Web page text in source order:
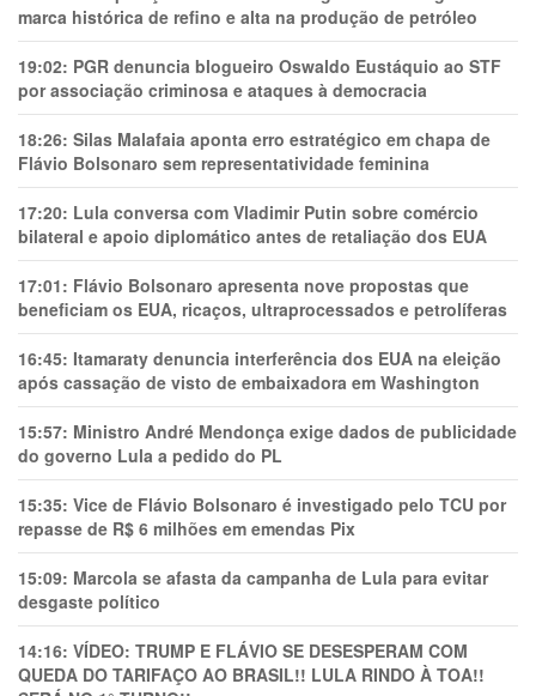
marca histórica de refino e alta na produção de petróleo
19:02: PGR denuncia blogueiro Oswaldo Eustáquio ao STF
por associação criminosa e ataques à democracia
18:26: Silas Malafaia aponta erro estratégico em chapa de
Flávio Bolsonaro sem representatividade feminina
17:20: Lula conversa com Vladimir Putin sobre comércio
bilateral e apoio diplomático antes de retaliação dos EUA
17:01: Flávio Bolsonaro apresenta nove propostas que
beneficiam os EUA, ricaços, ultraprocessados e petrolíferas
16:45: Itamaraty denuncia interferência dos EUA na eleição
após cassação de visto de embaixadora em Washington
15:57: Ministro André Mendonça exige dados de publicidade
do governo Lula a pedido do PL
15:35: Vice de Flávio Bolsonaro é investigado pelo TCU por
repasse de R$ 6 milhões em emendas Pix
15:09: Marcola se afasta da campanha de Lula para evitar
desgaste político
14:16: VÍDEO: TRUMP E FLÁVIO SE DESESPERAM COM
QUEDA DO TARIFAÇO AO BRASIL!! LULA RINDO À TOA!!